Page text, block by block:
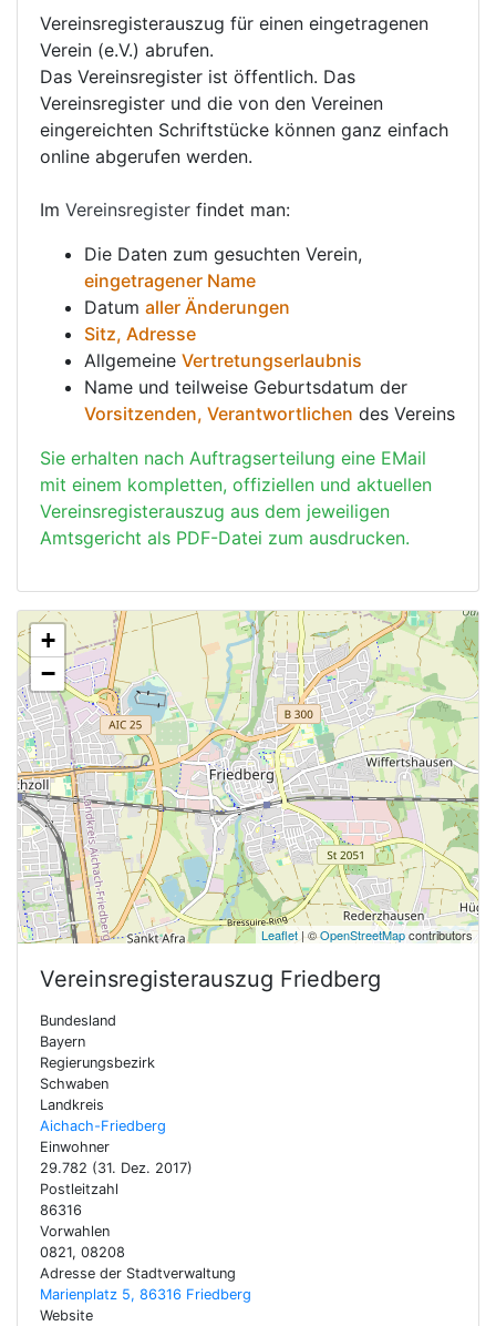
Vereinsregisterauszug für einen eingetragenen
Verein (e.V.) abrufen.
Das Vereinsregister ist öffentlich. Das
Vereinsregister und die von den Vereinen
eingereichten Schriftstücke können ganz einfach
online abgerufen werden.
Im Vereinsregister findet man:
Die Daten zum gesuchten Verein,
eingetragener Name
Datum aller Änderungen
Sitz, Adresse
Allgemeine Vertretungserlaubnis
Name und teilweise Geburtsdatum der
Vorsitzenden, Verantwortlichen des Vereins
Sie erhalten nach Auftragserteilung eine EMail
mit einem kompletten, offiziellen und aktuellen
Vereinsregisterauszug aus dem jeweiligen
Amtsgericht als PDF-Datei zum ausdrucken.
+
−
Leaflet| ©OpenStreetMapcontributors
Vereinsregisterauszug Friedberg
Bundesland
Bayern
Regierungsbezirk
Schwaben
Landkreis
Aichach-Friedberg
Einwohner
29.782 (31. Dez. 2017)
Postleitzahl
86316
Vorwahlen
0821, 08208
Adresse der Stadtverwaltung
Marienplatz 5, 86316 Friedberg
Website